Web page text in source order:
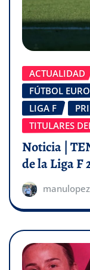
ACTUALIDAD
FÚTBOL
LIGA F
TITULARES
Noticia |
de la Liga F